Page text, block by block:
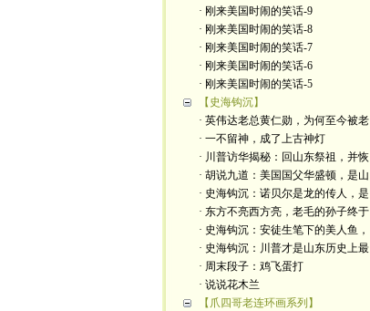
· 刚来美国时闹的笑话-9
· 刚来美国时闹的笑话-8
· 刚来美国时闹的笑话-7
· 刚来美国时闹的笑话-6
· 刚来美国时闹的笑话-5
【史海钩沉】
· 英伟达老总黄仁勋，为何至今被老
· 一不留神，成了上古神灯
· 川普访华揭秘：回山东祭祖，并恢
· 胡说九道：美国国父华盛顿，是山
· 史海钩沉：诺贝尔是龙的传人，是
· 东方不亮西方亮，老毛的孙子终于
· 史海钩沉：安徒生笔下的美人鱼，
· 史海钩沉：川普才是山东历史上最
· 周末段子：鸡飞蛋打
· 说说花木兰
【爪四哥老连环画系列】